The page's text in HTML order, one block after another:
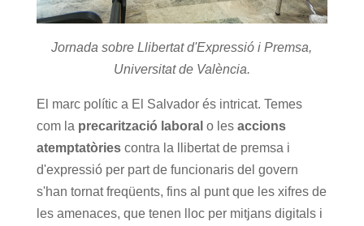
Jornada sobre Llibertat d'Expressió i Premsa,
Universitat de València.
El marc polític a El Salvador és intricat. Temes
com la precarització laboral o les accions
atemptatòriescontra la llibertat de premsa i
d'expressió per part de funcionaris del govern
s'han tornat freqüents, fins al punt que les xifres de
les amenaces, que tenen lloc per mitjans digitals i